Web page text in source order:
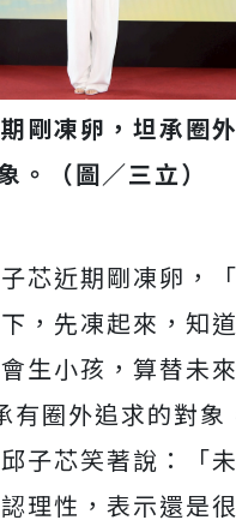
剛凍卵，坦承圈
。（圖／三立）
芯近期剛凍卵，
，先凍起來，知
生小孩，算替未
有圈外追求的對象
子芯笑著說：「
理性，表示還是